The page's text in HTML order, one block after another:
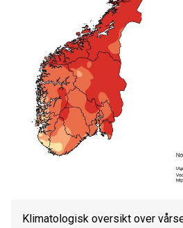
Klimatologisk oversikt over